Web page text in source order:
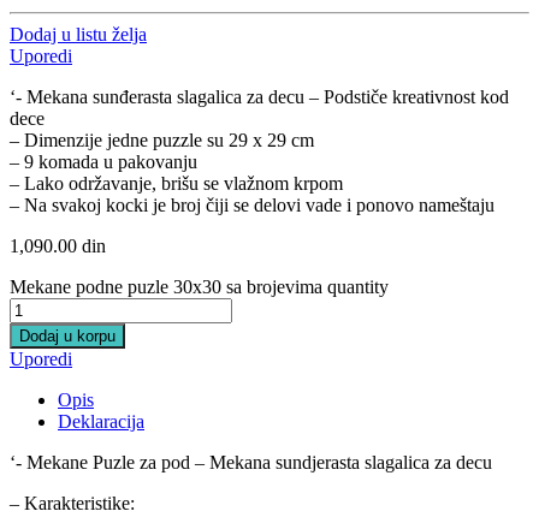
Dodaj u listu želja
Uporedi
‘- Mekana sunđerasta slagalica za decu – Podstiče kreativnost kod
dece
– Dimenzije jedne puzzle su 29 x 29 cm
– 9 komada u pakovanju
– Lako održavanje, brišu se vlažnom krpom
– Na svakoj kocki je broj čiji se delovi vade i ponovo nameštaju
1,090.00 din
Mekane podne puzle 30x30 sa brojevima quantity
Dodaj u korpu
Uporedi
Opis
Deklaracija
‘- Mekane Puzle za pod – Mekana sundjerasta slagalica za decu
– Karakteristike: